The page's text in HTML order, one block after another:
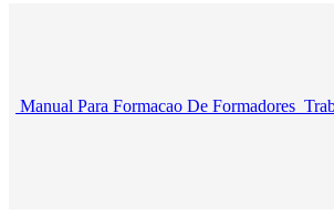
Manual Para Formacao De